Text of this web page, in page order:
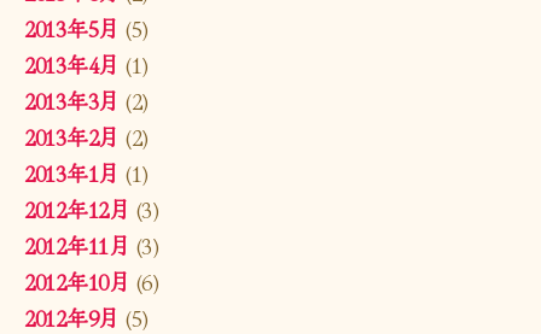
2013年5月 (5)
2013年4月 (1)
2013年3月 (2)
2013年2月 (2)
2013年1月 (1)
2012年12月 (3)
2012年11月 (3)
2012年10月 (6)
2012年9月 (5)